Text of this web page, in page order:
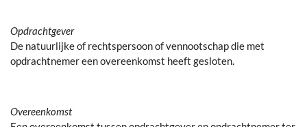
Opdrachtgever
De natuurlijke of rechtspersoon of vennootschap die met
opdrachtnemer een overeenkomst heeft gesloten.
Overeenkomst